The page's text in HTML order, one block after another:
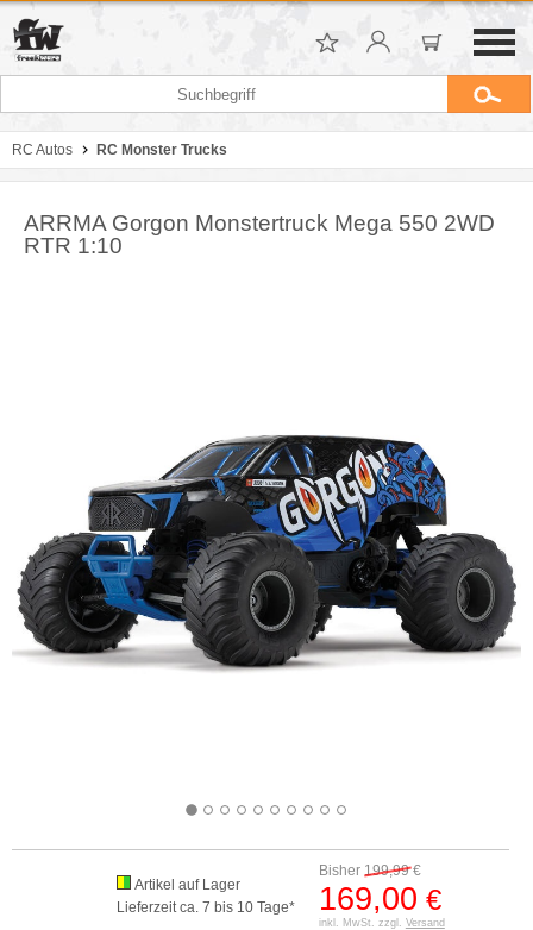
RC Autos RC Monster Trucks
ARRMA Gorgon Monstertruck Mega 550 2WD
RTR 1:10
Bisher 199,99€
169,00 €
inkl. MwSt. zzgl. Versand
Artikel auf Lager
Lieferzeit ca. 7 bis 10 Tage*